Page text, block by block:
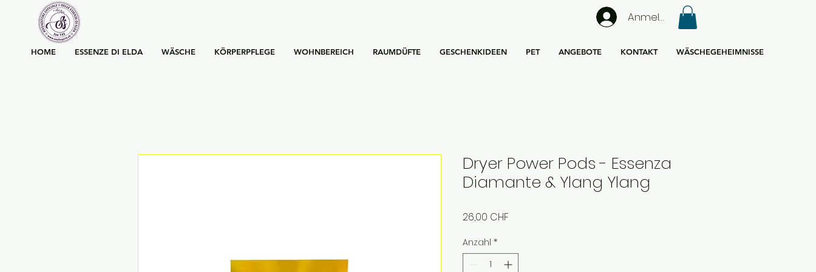
Anmelden
HOME ESSENZE DI ELDA WÄSCHE KÖRPERPFLEGE WOHNBEREICH RAUMDÜFTE GESCHENKIDEEN PET ANGEBOTE KONTAKT WÄSCHEGEHEIMNISSE
Dryer Power Pods - Essenza
Diamante & Ylang Ylang
26,00 CHF
Anzahl *